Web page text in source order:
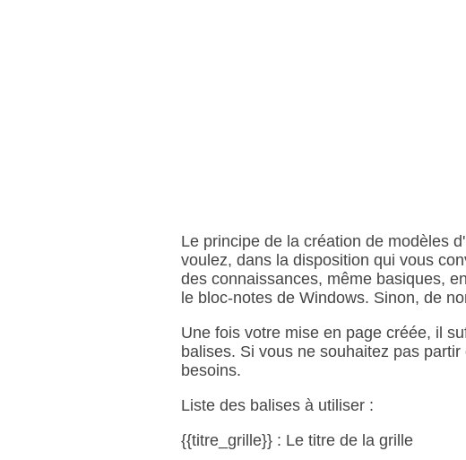
Le principe de la création de modèles
voulez, dans la disposition qui vous
des connaissances, même basiques,
le bloc‑notes de Windows. Sinon, de
Une fois votre mise en page créée, il
balises. Si vous ne souhaitez pas
besoins.
Liste des balises à utiliser :
{{titre_grille}} : Le titre de la grille